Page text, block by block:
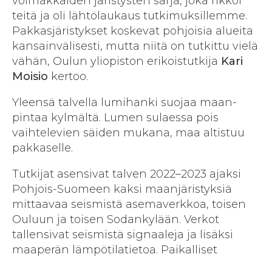
teitä ja oli lähtö­laukaus tutkimuksillemme.
Pakkas­järistykset koskevat pohjoisia alueita
kansain­välisesti, mutta niitä on tutkittu vielä
vähän, Oulun yliopiston erikoistutkija Kari
Moisio kertoo.
Yleensä talvella lumi­hanki suojaa maan­
pintaa kylmältä. Lumen sulaessa pois
vaihtelevien säiden mukana, maa altistuu
pakkaselle.
Tutkijat asensivat talven 2022–2023 ajaksi
Pohjois-Suomeen kaksi maan­järistyksiä
mittaavaa seismistä asema­verkkoa, toisen
Ouluun ja toisen Sodankylään. Verkot
tallensivat seismistä signaaleja ja lisäksi
maaperän lämpötila­tietoa. Paikalliset